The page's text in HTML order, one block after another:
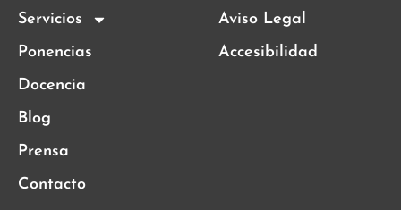
Servicios
Ponencias
Docencia
Blog
Prensa
Contacto
Aviso Legal
Accesibilidad